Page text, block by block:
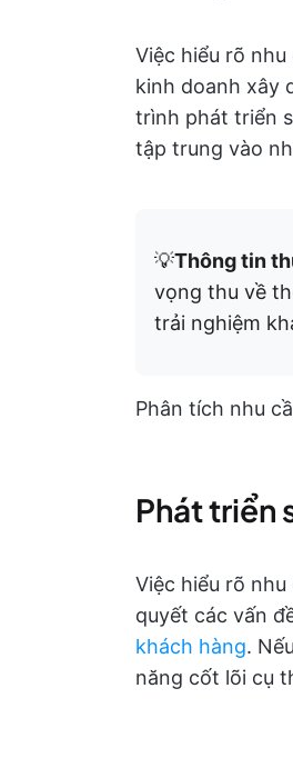
Việc hiểu rõ
kinh doanh xây
trình phát triển
tập trung vào
💡Thông tin
vọng thu về
trải nghiệm
Phân tích nhu
Phát triển
Việc hiểu rõ
quyết các vấn
khách hàng.
năng cốt lõi cụ